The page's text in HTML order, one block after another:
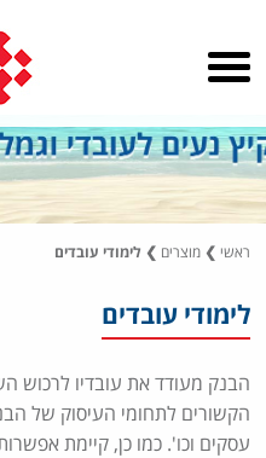
ראשי ❯ מוצרים ❯ לימודי עובדים
לימודי עובדים
הבנק מעודד את עובדיו לרכוש
הקשורים לתחומי העיסוק של
עסקים וכו'. כמו כן, קיימת